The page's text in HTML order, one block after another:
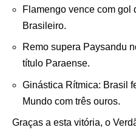
Flamengo vence com gol
Brasileiro.
Remo supera Paysandu
título Paraense.
Ginástica Rítmica: Brasil
Mundo com três ouros.
Graças a esta vitória, o